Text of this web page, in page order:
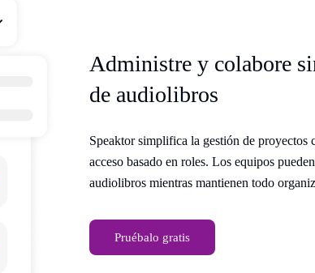
Administre y colabore
de audiolibros
Speaktor simplifica la gestión de proyectos
acceso basado en roles. Los equipos
audiolibros mientras mantienen todo
Pruébalo gratis